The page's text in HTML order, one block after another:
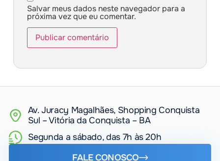
Salvar meus dados neste navegador para a
próxima vez que eu comentar.
Av. Juracy Magalhães, Shopping Conquista
Sul – Vitória da Conquista – BA
Segunda a sábado, das 7h às 20h
FALE CONOSCO